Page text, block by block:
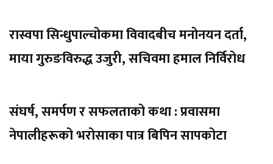
रास्वपा सिन्धुपाल्चोकमा विवादबीच मनोनयन दर्ता,
माया गुरुङविरुद्ध उजुरी, सचिवमा हमाल निर्विरोध
संघर्ष, समर्पण र सफलताको कथा : प्रवासमा
नेपालीहरूको भरोसाका पात्र बिपिन सापकोटा